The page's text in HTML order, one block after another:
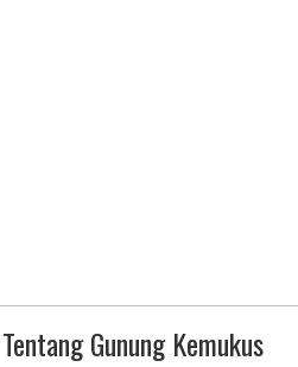
Gunung Kemukus